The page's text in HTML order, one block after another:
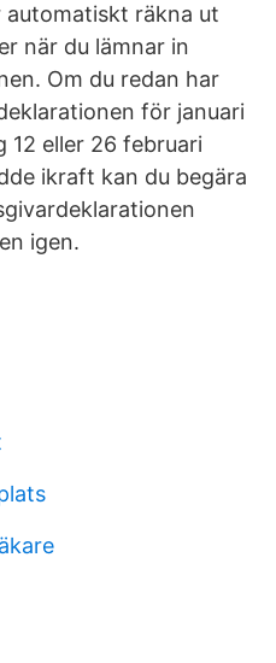
räkna ut
när du lämnar in
Om du redan har
för januari
12 eller 26 februari
ikraft kan du begära
igen.